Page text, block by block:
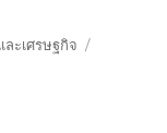
ละเศรษฐกิจ